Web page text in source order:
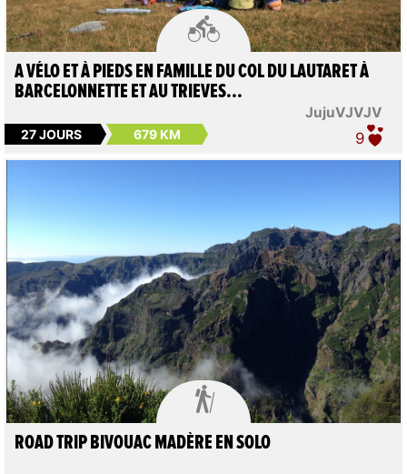

JujuVJVJV
A VÉLO ET À PIEDS EN FAMILLE DU COL DU LAUTARET À
BARCELONNETTE ET AU TRIEVES...
27 JOURS 679 KM 9

ROAD TRIP BIVOUAC MADÈRE EN SOLO